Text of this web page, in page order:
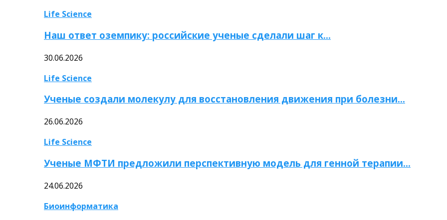
Life Science
Наш ответ оземпику: российские ученые сделали шаг к…
30.06.2026
Life Science
Ученые создали молекулу для восстановления движения при болезни…
26.06.2026
Life Science
Ученые МФТИ предложили перспективную модель для генной терапии…
24.06.2026
Биоинформатика